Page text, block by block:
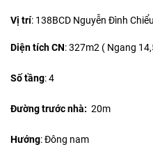
Vị trí: 138BCD Nguyễn Đình
Diện tích CN:327m2 ( Ngang
Số tầng: 4
Đường trước nhà: 20m
Hướng: Đông nam